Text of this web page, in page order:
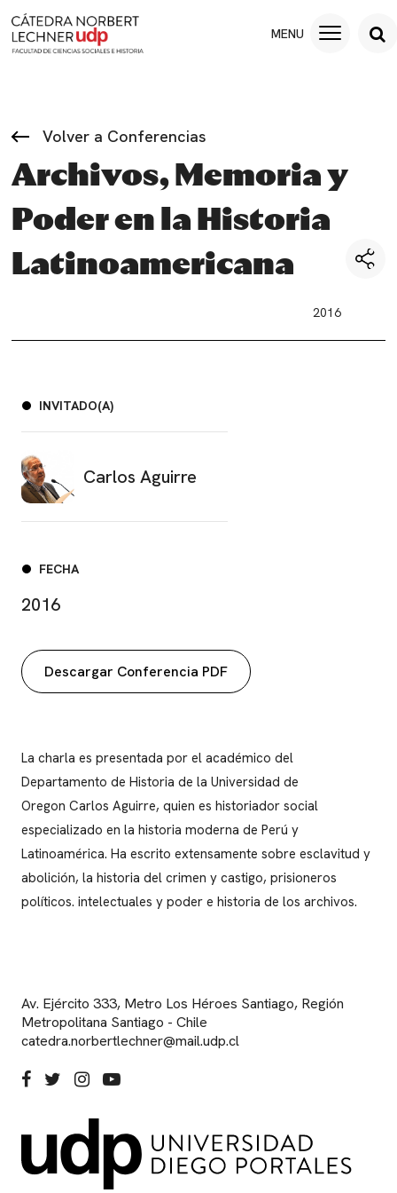
Volver a Conferencias
Archivos, Memoria y
Poder en la Historia
Latinoamericana
2016
INVITADO(A)
Carlos Aguirre
FECHA
2016
Descargar Conferencia PDF
La charla es presentada por el académico del
Departamento de Historia de la Universidad de
Oregon Carlos Aguirre, quien es historiador social
especializado en la historia moderna de Perú y
Latinoamérica. Ha escrito extensamente sobre esclavitud y
abolición, la historia del crimen y castigo, prisioneros
políticos. intelectuales y poder e historia de los archivos.
Av. Ejército 333, Metro Los Héroes Santiago, Región
Metropolitana Santiago - Chile
catedra.norbertlechner@mail.udp.cl